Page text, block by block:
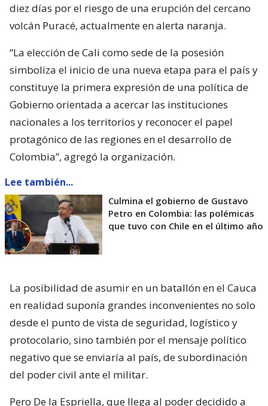
diez días por el riesgo de una erupción del cercano
volcán Puracé, actualmente en alerta naranja.
“La elección de Cali como sede de la posesión
simboliza el inicio de una nueva etapa para el país y
constituye la primera expresión de una política de
Gobierno orientada a acercar las instituciones
nacionales a los territorios y reconocer el papel
protagónico de las regiones en el desarrollo de
Colombia”, agregó la organización.
Lee también...
Culmina el gobierno de Gustavo
Petro en Colombia: las polémicas
que tuvo con Chile en el último año
La posibilidad de asumir en un batallón en el Cauca
en realidad suponía grandes inconvenientes no solo
desde el punto de vista de seguridad, logístico y
protocolario, sino también por el mensaje político
negativo que se enviaría al país, de subordinación
del poder civil ante el militar.
Pero De la Espriella, que llega al poder decidido a